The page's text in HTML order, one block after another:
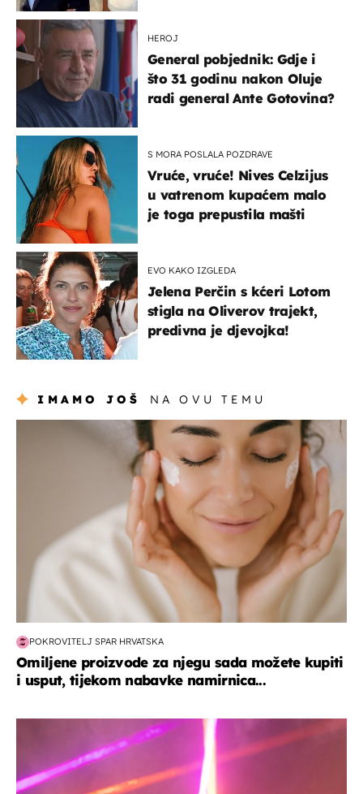
HEROJ
General pobjednik: Gdje i
što 31 godinu nakon Oluje
radi general Ante Gotovina?
S MORA POSLALA POZDRAVE
Vruće, vruće! Nives Celzijus
u vatrenom kupaćem malo
je toga prepustila mašti
EVO KAKO IZGLEDA
Jelena Perčin s kćeri Lotom
stigla na Oliverov trajekt,
predivna je djevojka!
IMAMO JOŠ NA OVU TEMU
moda & ljepota
POKROVITELJ SPAR HRVATSKA
Omiljene proizvode za njegu sada možete kupiti
i usput, tijekom nabavke namirnica...